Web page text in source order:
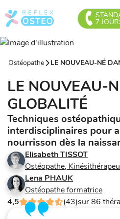
7
Ostéopathe LE NOUVEAU-NÉ
LE NOUVEAU-
GLOBALITÉ
Techniques
interdisciplinaires pour
nourrisson dès la
Elisabeth TISSOT
Ostéopathe,
Lena PHAUK
Ostéopathe formatrice
4,5
(43)sur 86